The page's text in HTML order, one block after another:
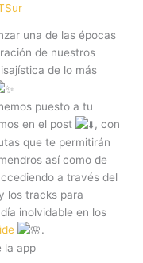
una de las épocas
de nuestros
de lo más
puesto a tu
en el post
, con
que te permitirán
así como de
a través del
los tracks para
inolvidable en los
.
la app